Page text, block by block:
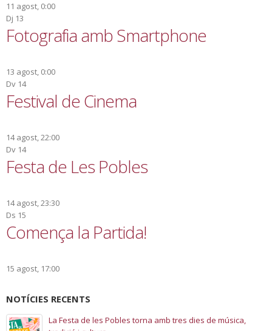
11 agost, 0:00
Dj 13
Fotografia amb Smartphone
13 agost, 0:00
Dv 14
Festival de Cinema
14 agost, 22:00
Dv 14
Festa de Les Pobles
14 agost, 23:30
Ds 15
Comença la Partida!
15 agost, 17:00
NOTÍCIES RECENTS
La Festa de les Pobles torna amb tres dies de música,